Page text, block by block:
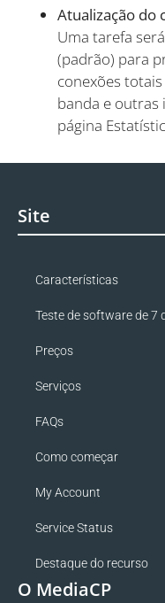
Atualização do
Uma tarefa
(padrão) para
conexões
banda e outras
página
Site
Características
Teste de software de 7
Preços
Serviços
FAQs
Como começar
My Account
Service Status
Destaque do recurso
O MediaCP